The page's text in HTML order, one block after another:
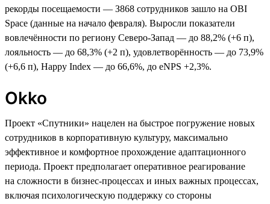
рекорды посещаемости — З868 сотрудников зашло на OBI
Space (данные на начало февраля). Выросли показатели
вовлечённости по региону Северо-Запад — до 88,2% (+6 п),
лояльность — до 68,3% (+2 п), удовлетворённость — до 73,9%
(+6,6 п), Happy Index — до 66,6%, до eNPS +2,3%.
Okko
Проект «Спутники» нацелен на быстрое погружение новых
сотрудников в корпоративную культуру, максимально
эффективное и комфортное прохождение адаптационного
периода. Проект предполагает оперативное реагирование
на сложности в бизнес-процессах и иных важных процессах,
включая психологическую поддержку со стороны